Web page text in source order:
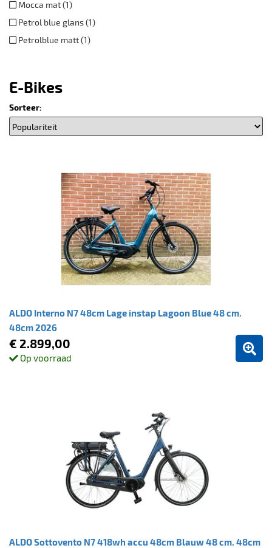
Mocca mat (1)
Petrol blue glans (1)
Petrolblue matt (1)
E-Bikes
Sorteer:
ALDO Interno N7 48cm Lage instap Lagoon Blue 48 cm.
48cm 2026
€ 2.899,00
Op voorraad
ALDO Sottovento N7 418wh accu 48cm Blauw 48 cm. 48cm